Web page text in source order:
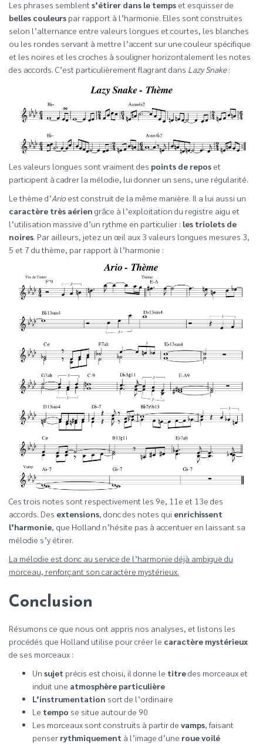
Les phrases semblent s’étirer dans le temps et esquisser de
belles couleurs par rapport à l’harmonie. Elles sont construites
selon l’alternance entre valeurs longues et courtes, les blanches
ou les rondes servant à mettre l’accent sur une couleur spécifique
et les noires et les croches à souligner horizontalement les notes
des accords. C’est particulièrement flagrant dans Lazy Snake:
Les valeurs longues sont vraiment des points de repos et
participent à cadrer la mélodie, lui donner un sens, une régularité.
Le thème d’Arioest construit de la même manière. Il a lui aussi un
caractère très aérien grâce à l’exploitation du registre aigu et
l’utilisation massive d’un rythme en particulier : les triolets de
noires. Par ailleurs, jetez un œil aux 3 valeurs longues mesures 3,
5 et 7 du thème, par rapport à l’harmonie :
Ces trois notes sont respectivement les 9e, 11e et 13e des
accords. Des extensions , donc des notes qui enrichissent
l’harmonie , que Holland n’hésite pas à accentuer en laissant sa
mélodie s’y étirer.
La mélodie est donc au service de l’harmonie déjà ambiguë du
morceau, renforçant son caractère mystérieux.
Conclusion
Résumons ce que nous ont appris nos analyses, et listons les
procédés que Holland utilise pour créer le caractère mystérieux
de ses morceaux :
Un sujet précis est choisi, il donne le titredes morceaux et
induit une atmosphère particulière
L’instrumentation sort de l’ordinaire
Le tempo se situe autour de 90
Les morceaux sont construits à partir de vamps , faisant
penser rythmiquement à l’image d’une roue voilé